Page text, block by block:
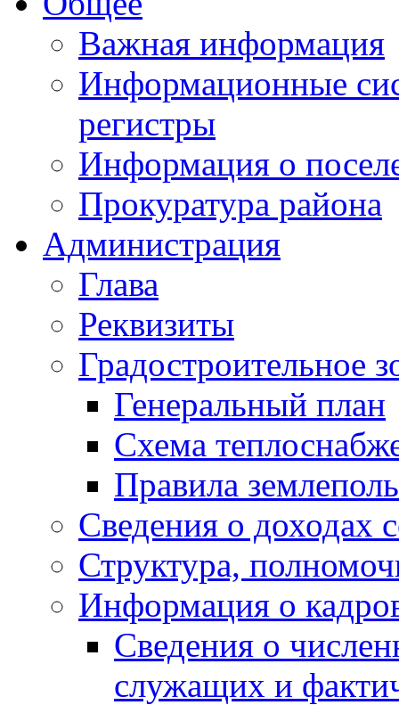
Важная информация
Информационные
регистры
Информация о
Прокуратура района
Администрация
Глава
Реквизиты
Градостроительное
Генеральный план
Схема
Правила
Сведения о доходах
Структура,
Информация о
Сведения о
служащих и